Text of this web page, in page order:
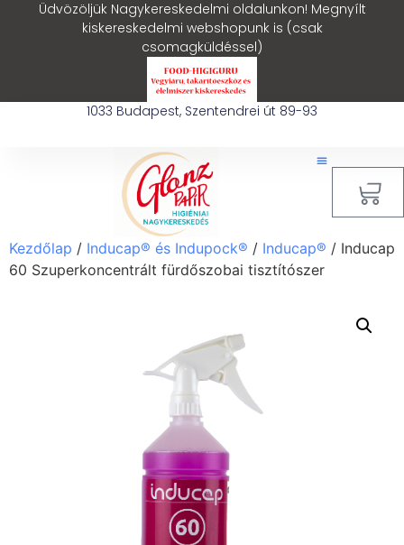
Üdvözöljük Nagykereskedelmi oldalunkon! Megnyílt
kiskereskedelmi webshopunk is (csak
csomagküldéssel)
1033 Budapest, Szentendrei út 89-93
Kezdőlap / Inducap® és Indupock® / Inducap® / Inducap
60 Szuperkoncentrált fürdőszobai tisztítószer